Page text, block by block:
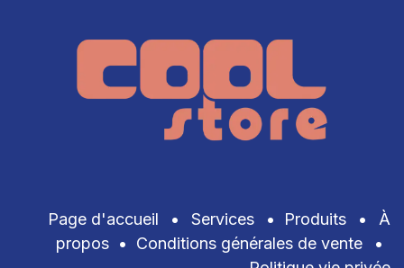
Page d'accueil • Services • Produits •
À
propos • Conditions générales de vente
•